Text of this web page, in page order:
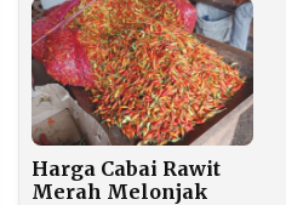
Harga Cabai Rawit
Merah Melonjak